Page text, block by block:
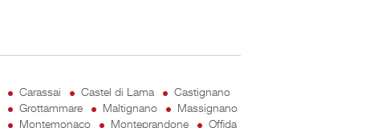
Carassai Castel di Lama
Castignano
Grottammare Maltignano
Massignano
Montemonaco Monteprandone Offida